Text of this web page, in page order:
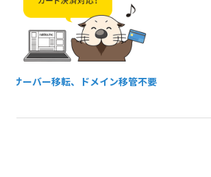
サーバー移転、 ドメイン移管不要